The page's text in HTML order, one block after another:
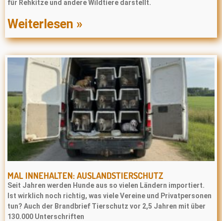
für Rehkitze und andere Wildtiere darstellt.
Weiterlesen »
MAL INNEHALTEN: AUSLANDSTIERSCHUTZ
Seit Jahren werden Hunde aus so vielen Ländern importiert.
Ist wirklich noch richtig, was viele Vereine und Privatpersonen
tun? Auch der Brandbrief Tierschutz vor 2,5 Jahren mit über
130.000 Unterschriften